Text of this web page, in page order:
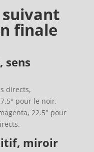
finale
sens
directs,
pour le noir,
22.5° pour
miroir